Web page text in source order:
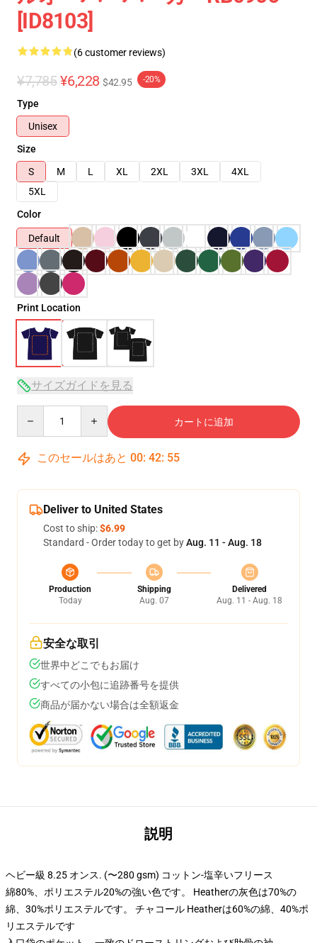
[ID8103]
(6 customer reviews)
¥7,785 ¥6,228 $42.95 -20%
Type
Unisex
Size
S
M L XL 2XL 3XL
4XL
5XL
Color
Default
Print Location
サイズガイドを見る
カートに追加
このセールはあと 00: 42: 54
Deliver to United States
Cost to ship:$6.99
Standard - Order today to get byAug. 11 - Aug. 18
Production
Today
Shipping
Aug. 07
Delivered
Aug. 11 - Aug. 18
安全な取引
世界中どこでもお届け
すべての小包に追跡番号を提供
商品が届かない場合は全額返金
説明
ヘビー級 8.25 オンス. (〜280 gsm) コットン-塩辛いフリース
綿80%、ポリエステル20%の強い色です。 Heatherの灰色は70%の
綿、30%ポリエステルです。 チャコール Heatherは60%の綿、40%ポ
リエステルです